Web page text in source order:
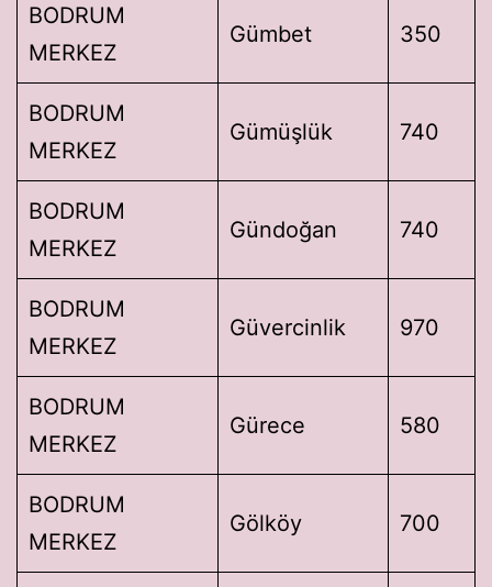
BODRUM
MERKEZ
Gümbet 350
BODRUM
MERKEZ
Gümüşlük 740
BODRUM
MERKEZ
Gündoğan 740
BODRUM
MERKEZ
Güvercinlik 970
BODRUM
MERKEZ
Gürece 580
BODRUM
MERKEZ
Gölköy 700